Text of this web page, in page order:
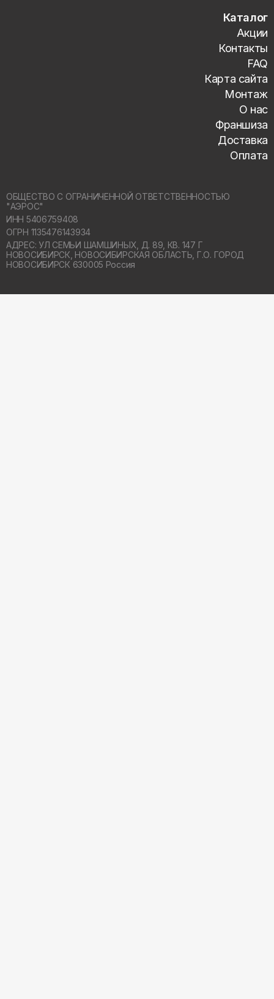
Каталог
Акции
Контакты
FAQ
Карта сайта
Монтаж
О нас
Франшиза
Доставка
Оплата
ОБЩЕСТВО С ОГРАНИЧЕННОЙ ОТВЕТСТВЕННОСТЬЮ
"АЭРОС"
ИНН 5406759408
ОГРН 1135476143934
АДРЕС: УЛ СЕМЬИ ШАМШИНЫХ, Д. 89, КВ. 147 Г
НОВОСИБИРСК, НОВОСИБИРСКАЯ ОБЛАСТЬ, Г.О. ГОРОД
НОВОСИБИРСК 630005 Россия